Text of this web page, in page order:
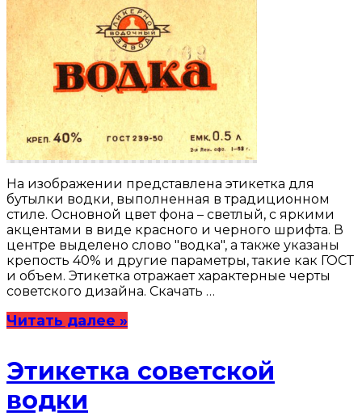
На изображении представлена этикетка для
бутылки водки, выполненная в традиционном
стиле. Основной цвет фона – светлый, с яркими
акцентами в виде красного и черного шрифта. В
центре выделено слово "водка", а также указаны
крепость 40% и другие параметры, такие как ГОСТ
и объем. Этикетка отражает характерные черты
советского дизайна. Скачать …
Читать далее »
Этикетка советской
водки